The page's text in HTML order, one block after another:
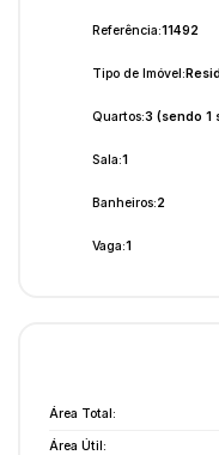
Referência:11492
Tipo de Imóvel:
Quartos:3 (sendo 1
Sala:1
Banheiros:2
Vaga:1
Área Total:
Área Útil: